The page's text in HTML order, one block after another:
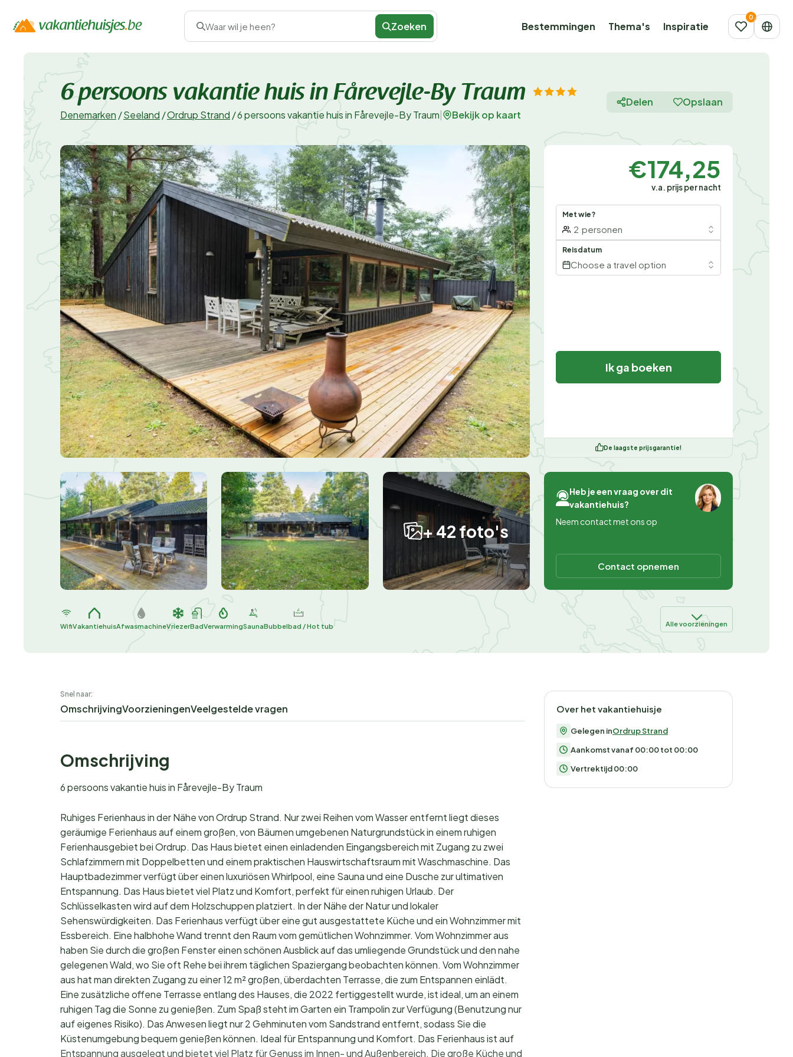
Waar wil je heen? Zoeken Bestemmingen Thema's Inspiratie
6 persoons vakantie huis in Fårevejle-By Traum
Denemarken /Seeland /Ordrup Strand /6 persoons vakantie huis in Fårevejle-By Traum Bekijk op kaart
Delen Opslaan
+ 42 foto's
€174,25
v.a. prijs per nacht
Met wie?
2 personen
Reisdatum
Choose a travel option
Ik ga boeken
De laagste prijsgarantie!
Heb je een vraag over dit
vakantiehuis?
Neem contact met ons op
Contact opnemen
WifiVakantiehuisAfwasmachineVriezerBadVerwarmingSaunaBubbelbad / Hot tub Alle voorzieningen
Snel naar:
OmschrijvingVoorzieningenVeelgestelde vragen
Omschrijving
6 persoons vakantie huis in Fårevejle-By Traum
Ruhiges Ferienhaus in der Nähe von Ordrup Strand. Nur zwei Reihen vom Wasser entfernt liegt dieses
geräumige Ferienhaus auf einem großen, von Bäumen umgebenen Naturgrundstück in einem ruhigen
Ferienhausgebiet bei Ordrup. Das Haus bietet einen einladenden Eingangsbereich mit Zugang zu zwei
Schlafzimmern mit Doppelbetten und einem praktischen Hauswirtschaftsraum mit Waschmaschine. Das
Hauptbadezimmer verfügt über einen luxuriösen Whirlpool, eine Sauna und eine Dusche zur ultimativen
Entspannung. Das Haus bietet viel Platz und Komfort, perfekt für einen ruhigen Urlaub. Der
Schlüsselkasten wird auf dem Holzschuppen platziert. In der Nähe der Natur und lokaler
Sehenswürdigkeiten. Das Ferienhaus verfügt über eine gut ausgestattete Küche und ein Wohnzimmer mit
Essbereich. Eine halbhohe Wand trennt den Raum vom gemütlichen Wohnzimmer. Vom Wohnzimmer aus
haben Sie durch die großen Fenster einen schönen Ausblick auf das umliegende Grundstück und den nahe
gelegenen Wald, wo Sie oft Rehe bei ihrem täglichen Spaziergang beobachten können. Vom Wohnzimmer
aus hat man direkten Zugang zu einer 12 m² großen, überdachten Terrasse, die zum Entspannen einlädt.
Eine zusätzliche offene Terrasse entlang des Hauses, die 2022 fertiggestellt wurde, ist ideal, um an einem
ruhigen Tag die Sonne zu genießen. Zum Spaß steht im Garten ein Trampolin zur Verfügung (Benutzung nur
auf eigenes Risiko). Das Anwesen liegt nur 2 Gehminuten vom Sandstrand entfernt, sodass Sie die
Küstenumgebung bequem genießen können. Ideal für Entspannung und Komfort. Das Ferienhaus ist auf
Entspannung ausgelegt und bietet viel Platz für Genuss im Innen- und Außenbereich. Die große Küche und
Over het vakantiehuisje
Gelegen inOrdrup Strand
Aankomst vanaf 00:00 tot 00:00
Vertrektijd 00:00